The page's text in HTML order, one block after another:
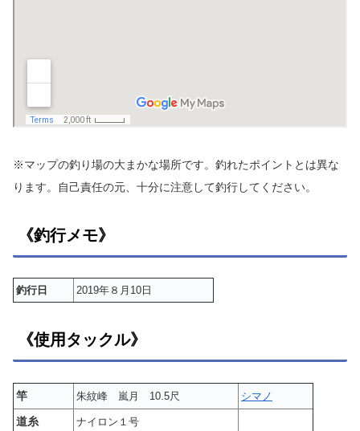
※マップの釣り場の大まかな場所です。釣れたポイントとは異な
ります。自己責任の元、十分に注意して釣行してください。
《釣行メモ》
釣行日 2019年８月10日
《使用タックル》
竿 朱紋峰 嵐月 10.5尺 シマノ
道糸 ナイロン１号